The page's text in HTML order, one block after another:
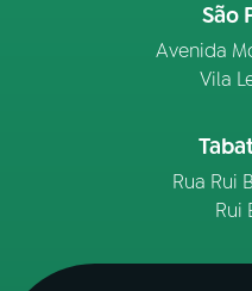
São
Avenida
Vila
Rua Rui
Rui